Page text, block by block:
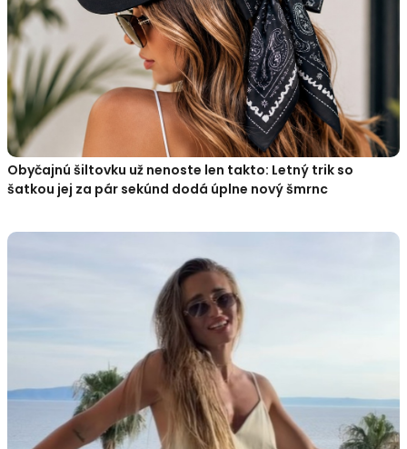
Obyčajnú šiltovku už nenoste len takto: Letný trik so
šatkou jej za pár sekúnd dodá úplne nový šmrnc